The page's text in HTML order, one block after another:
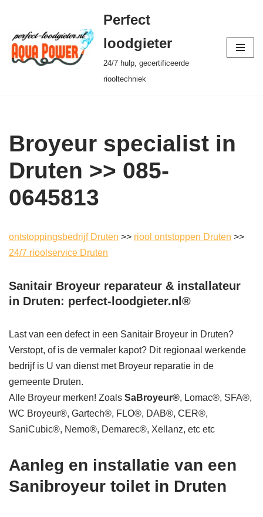
Ga
naar
de
Perfect
loodgieter
24/7 hulp, gecertificeerde
riooltechniek
Broyeur specialist in
Druten >> 085-
0645813
ontstoppingsbedrijf Druten >> riool ontstoppen Druten >>
24/7 rioolservice Druten
Sanitair Broyeur reparateur & installateur
in Druten: perfect-loodgieter.nl®
Last van een defect in een Sanitair Broyeur in Druten?
Verstopt, of is de vermaler kapot? Dit regionaal werkende
bedrijf is U van dienst met Broyeur reparatie in de
gemeente Druten.
Alle Broyeur merken! Zoals SaBroyeur®, Lomac®, SFA®,
WC Broyeur®, Gartech®, FLO®, DAB®, CER®,
SaniCubic®, Nemo®, Demarec®, Xellanz, etc etc
Aanleg en installatie van een
Sanibroyeur toilet in Druten